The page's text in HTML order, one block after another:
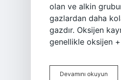
olan ve alkin
gazlardan daha
gazdır. Oksijen
genellikle oksijen +
Devamını okuyun